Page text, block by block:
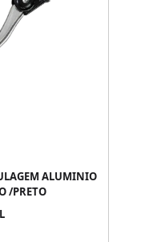
ALUMINIO
/PRETO